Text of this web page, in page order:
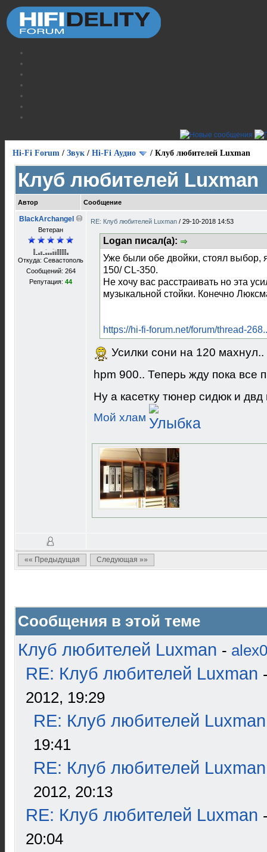
Hi-Fi Forum / Звук / Hi-Fi Аудио / Клуб любителей Luxman
Клуб любителей Luxman
Автор Сообщение
BlackArchangel
Ветеран
Откуда: Севастополь
Сообщений: 264
Репутация: 44
RE: Клуб любителей Luxman / 29-10-2018 14:53
Logan писал(а):
Уже были обе двойки, стоял выбор,
150/ CL-350.
Не хочу вас расстраивать но эта
музыкальной стойки. Конечно
https://hi-fi-forum.net/forum/thread-
Усилки сони на 120
hpm 900.. Теперь жду пока все
Ну а касетку тюнер сидюк и двд
Мой хлам
«« Предыдущая Следующая »»
Сообщения в этой теме
Клуб любителей Luxman -
RE: Клуб любителей Luxman
2012, 19:29
RE: Клуб любителей Luxman
19:41
RE: Клуб любителей Luxman
2012, 20:13
RE: Клуб любителей Luxman
20:04